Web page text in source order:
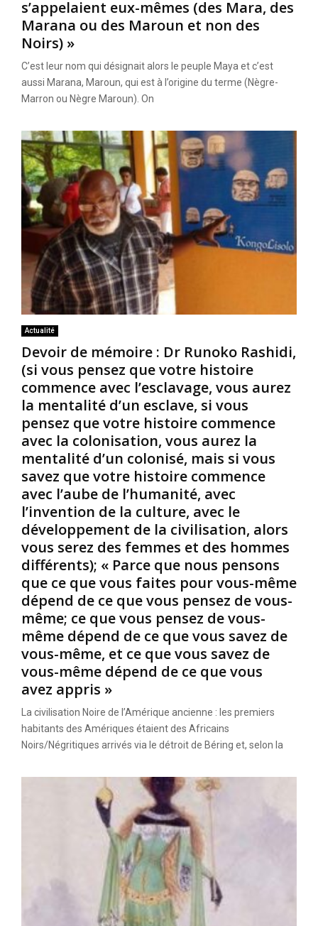
s’appelaient eux-mêmes (des Mara, des
Marana ou des Maroun et non des
Noirs) »
C’est leur nom qui désignait alors le peuple Maya et c’est
aussi Marana, Maroun, qui est à l’origine du terme (Nègre-
Marron ou Nègre Maroun). On
Actualité
Devoir de mémoire : Dr Runoko Rashidi,
(si vous pensez que votre histoire
commence avec l’esclavage, vous aurez
la mentalité d’un esclave, si vous
pensez que votre histoire commence
avec la colonisation, vous aurez la
mentalité d’un colonisé, mais si vous
savez que votre histoire commence
avec l’aube de l’humanité, avec
l’invention de la culture, avec le
développement de la civilisation, alors
vous serez des femmes et des hommes
différents); « Parce que nous pensons
que ce que vous faites pour vous-même
dépend de ce que vous pensez de vous-
même; ce que vous pensez de vous-
même dépend de ce que vous savez de
vous-même, et ce que vous savez de
vous-même dépend de ce que vous
avez appris »
La civilisation Noire de l’Amérique ancienne : les premiers
habitants des Amériques étaient des Africains
Noirs/Négritiques arrivés via le détroit de Béring et, selon la